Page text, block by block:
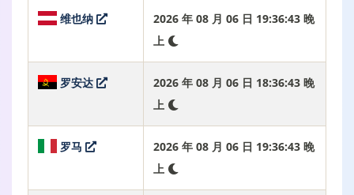
维也纳
2026 年 08 月 06 日 19:36:44 晚
上
罗安达
2026 年 08 月 06 日 18:36:44 晚
上
罗马
2026 年 08 月 06 日 19:36:44 晚
上